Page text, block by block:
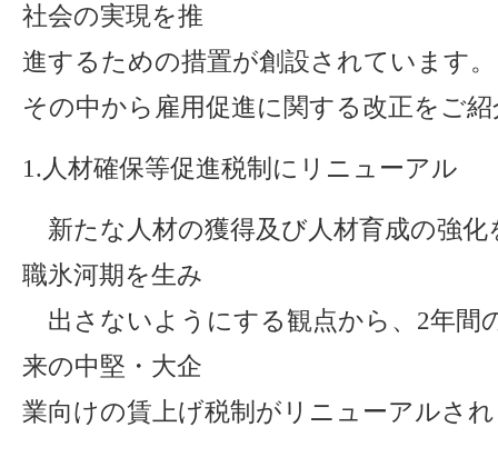
社会の実現を推
進するための措置が創設されています。
その中から雇用促進に関する改正をご
1.人材確保等促進税制にリニューアル
新たな人材の獲得及び人材育成の強化
職氷河期を生み
出さないようにする観点から、2年間
来の中堅・大企
業向けの賃上げ税制がリニューアルさ